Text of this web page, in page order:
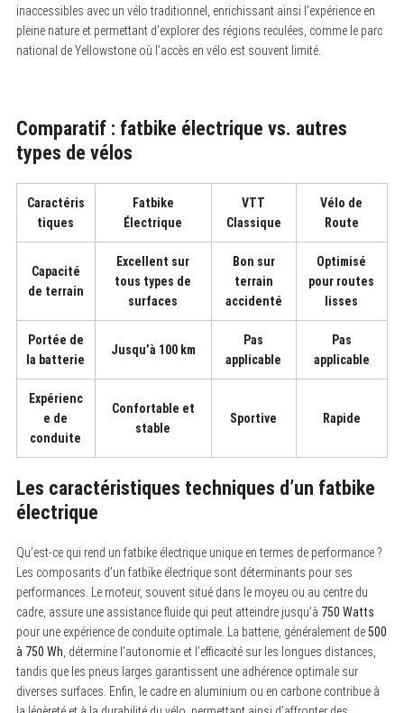
inaccessibles avec un vélo traditionnel, enrichissant ainsi l’expérience en
pleine nature et permettant d’explorer des régions reculées, comme le parc
national de Yellowstone où l’accès en vélo est souvent limité.
Comparatif : fatbike électrique vs. autres
types de vélos
Caractéris
tiques
Fatbike
Électrique
VTT
Classique
Vélo de
Route
Capacité
de terrain
Excellent sur
tous types de
surfaces
Bon sur
terrain
accidenté
Optimisé
pour routes
lisses
Portée de
la batterie
Jusqu’à 100 km
Pas
applicable
Pas
applicable
Expérienc
e de
conduite
Confortable et
stable
Sportive Rapide
Les caractéristiques techniques d’un fatbike
électrique
Qu’est-ce qui rend un fatbike électrique unique en termes de performance ?
Les composants d’un fatbike électrique sont déterminants pour ses
performances. Le moteur, souvent situé dans le moyeu ou au centre du
cadre, assure une assistance fluide qui peut atteindre jusqu’à 750 Watts
pour une expérience de conduite optimale. La batterie, généralement de500
à 750 Wh , détermine l’autonomie et l’efficacité sur les longues distances,
tandis que les pneus larges garantissent une adhérence optimale sur
diverses surfaces. Enfin, le cadre en aluminium ou en carbone contribue à
e
a
c
: